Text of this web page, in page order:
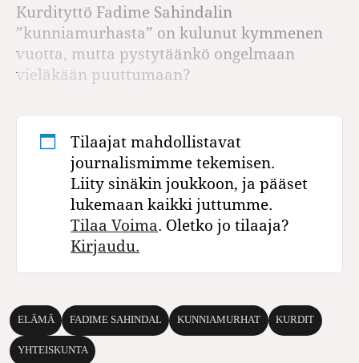
Kurdityttö Fadime Sahindalin
”kunniamurhasta” on kulunut kymmenen
vuotta, mutta pystytäänkö ongelmaan
vieläkään puuttumaan?
Tilaajat mahdollistavat
journalismimme tekemisen.
Liity sinäkin joukkoon, ja pääset
lukemaan kaikki juttumme.
Tilaa Voima. Oletko jo tilaaja?
Kirjaudu.
ELÄMÄ FADIME SAHINDAL KUNNIAMURHAT KURDIT
YHTEISKUNTA